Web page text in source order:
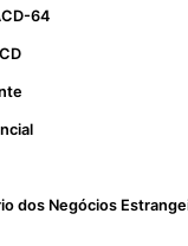
64
dos Negócios